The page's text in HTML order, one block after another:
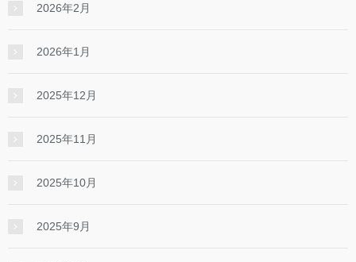
2026年2月
2026年1月
2025年12月
2025年11月
2025年10月
2025年9月